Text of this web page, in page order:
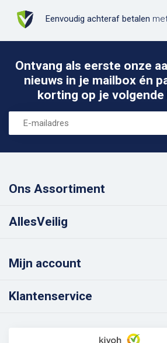
Eenvoudig achteraf betalen
Ontvang als eerste onze
nieuws in je mailbox én
korting op je volgende
Ons Assortiment
AllesVeilig
Mijn account
Klantenservice